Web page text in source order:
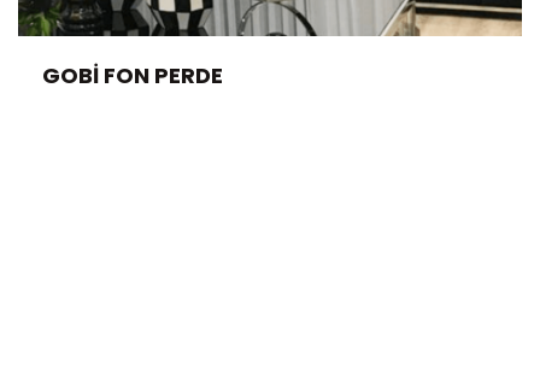
GOBI FON PERDE